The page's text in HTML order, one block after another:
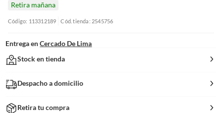
Retira mañana
Código: 113312189 Cód. tienda: 2545756
Entrega en Cercado De Lima
Stock en tienda
Despacho a domicilio
Retira tu compra